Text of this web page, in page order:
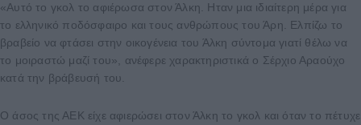
«Αυτό το γκολ το αφιέρωσα στον Άλκη. Ηταν μια ιδιαίτερη μέρα για
το ελληνικό ποδόσφαιρο και τους ανθρώπους του Άρη. Ελπίζω το
βραβείο να φτάσει στην οικογένεια του Άλκη σύντομα γιατί θέλω να
το μοιραστώ μαζί του», ανέφερε χαρακτηριστικά ο Σέρχιο Αραούχο
κατά την βράβευσή του.
Ο άσος της ΑΕΚ είχε αφιερώσει στον Άλκη το γκολ και όταν το πέτυχε